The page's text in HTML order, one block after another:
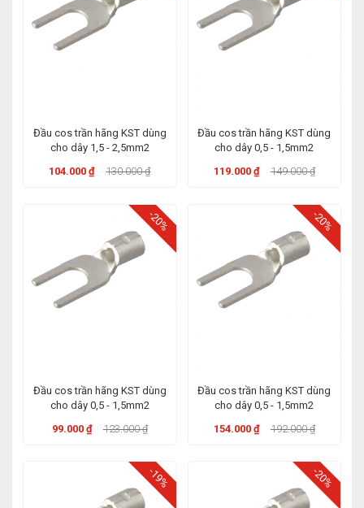
Đầu cos trần hãng KST dùng
cho dây 1,5 - 2,5mm2
104.000 ₫
130.000 ₫
Đầu cos trần hãng KST dùng
cho dây 0,5 - 1,5mm2
119.000 ₫
149.000 ₫
-20%
Đầu cos trần hãng KST dùng
cho dây 0,5 - 1,5mm2
99.000 ₫
123.000 ₫
-20%
Đầu cos trần hãng KST dùng
cho dây 0,5 - 1,5mm2
154.000 ₫
192.000 ₫
-19% -20%